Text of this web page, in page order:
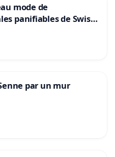
mode de
panifiables de Swiss
en protéines
par un mur